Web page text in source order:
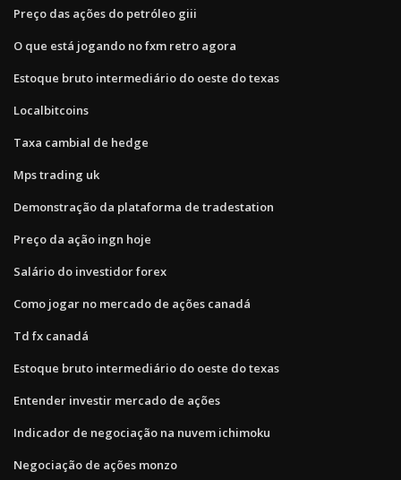
Preço das ações do petróleo giii
O que está jogando no fxm retro agora
Estoque bruto intermediário do oeste do texas
Localbitcoins
Taxa cambial de hedge
Mps trading uk
Demonstração da plataforma de tradestation
Preço da ação ingn hoje
Salário do investidor forex
Como jogar no mercado de ações canadá
Td fx canadá
Estoque bruto intermediário do oeste do texas
Entender investir mercado de ações
Indicador de negociação na nuvem ichimoku
Negociação de ações monzo